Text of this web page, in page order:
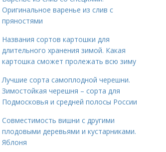
Оригинальное варенье из слив с
пряностями
Названия сортов картошки для
длительного хранения зимой. Какая
картошка сможет пролежать всю зиму
Лучшие сорта самоплодной черешни.
Зимостойкая черешня – сорта для
Подмосковья и средней полосы России
Совместимость вишни с другими
плодовыми деревьями и кустарниками.
Яблоня